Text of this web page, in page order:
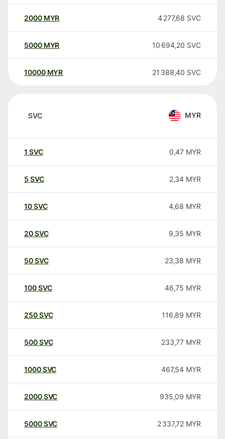
2000 MYR 4 277,68 SVC
5000 MYR 10 694,20 SVC
10000 MYR 21 388,40 SVC
SVC MYR
1 SVC 0,47 MYR
5 SVC 2,34 MYR
10SVC 4,68 MYR
20SVC 9,35 MYR
50SVC 23,38 MYR
100SVC 46,75 MYR
250SVC 116,89 MYR
500SVC 233,77 MYR
1000SVC 467,54 MYR
2000SVC 935,09 MYR
5000SVC 2 337,72 MYR